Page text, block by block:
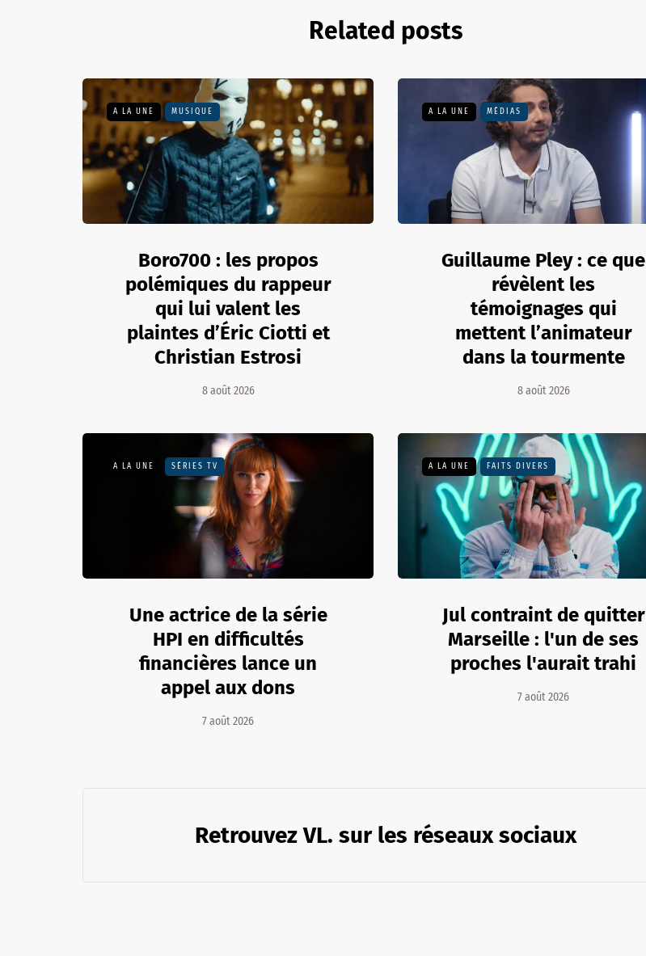
Related posts
A LA UNE MUSIQUE
Boro700 : les propos
polémiques du rappeur
qui lui valent les
plaintes d’Éric Ciotti et
Christian Estrosi
8 août 2026
A LA UNE MÉDIAS
Guillaume Pley : ce que
révèlent les
témoignages qui
mettent l’animateur
dans la tourmente
8 août 2026
A LA UNE SÉRIES TV
Une actrice de la série
HPI en difficultés
financières lance un
appel aux dons
7 août 2026
A LA UNE FAITS DIVERS
Jul contraint de quitter
Marseille : l'un de ses
proches l'aurait trahi
7 août 2026
Retrouvez VL. sur les réseaux sociaux